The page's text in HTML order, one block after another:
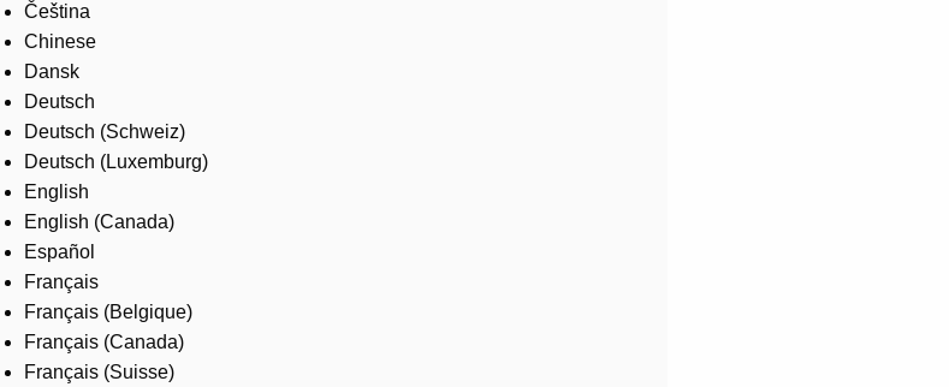
Čeština
Chinese
Dansk
Deutsch
Deutsch (Schweiz)
Deutsch (Luxemburg)
English
English (Canada)
Español
Français
Français (Belgique)
Français (Canada)
Français (Suisse)